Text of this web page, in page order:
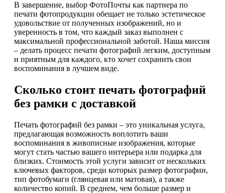
В завершение, выбор ФотоПочты как партнера по
печати фотопродукции обещает не только эстетическое
удовольствие от полученных изображений, но и
уверенность в том, что каждый заказ выполнен с
максимальной профессиональной заботой. Наша миссия
– делать процесс печати фотографий легким, доступным
и приятным для каждого, кто хочет сохранить свои
воспоминания в лучшем виде.
Сколько стоит печать фотографий
без рамки с доставкой
Печать фотографий без рамки – это уникальная услуга,
предлагающая возможность воплотить ваши
воспоминания в живописные изображения, которые
могут стать частью вашего интерьера или подарка для
близких. Стоимость этой услуги зависит от нескольких
ключевых факторов, среди которых размер фотографии,
тип фотобумаги (глянцевая или матовая), а также
количество копий. В среднем, чем больше размер и